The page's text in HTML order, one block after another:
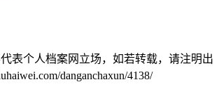
表个人档案网立场，如若转载，请注明出
danganchaxun/4138/